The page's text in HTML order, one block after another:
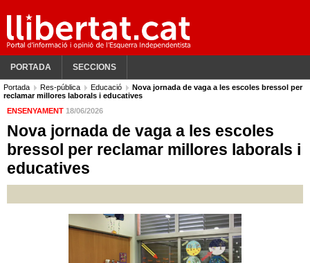
PORTADA SECCIONS
Portada Res-pública Educació
Nova jornada de vaga a les escoles bressol per
reclamar millores laborals i educatives
ENSENYAMENT 18/06/2026
Nova jornada de vaga a les escoles
bressol per reclamar millores laborals i
educatives